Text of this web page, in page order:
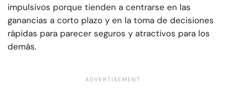
impulsivos porque tienden a centrarse en las
ganancias a corto plazo y en la toma de decisiones
rápidas para parecer seguros y atractivos para los
demás.